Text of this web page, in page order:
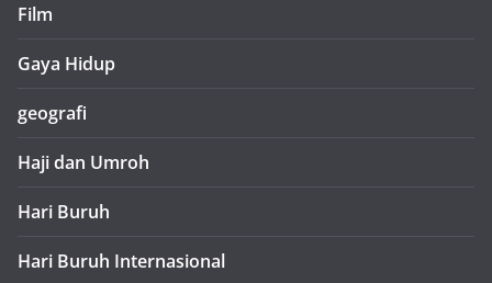
Film
Gaya Hidup
geografi
Haji dan Umroh
Hari Buruh
Hari Buruh Internasional